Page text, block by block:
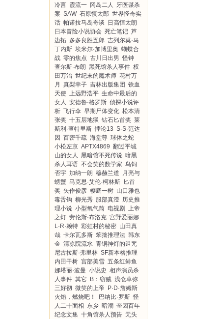
冷言 霞流一 冈岛二人
牙医谋杀
案 SAW 石原慎太郎 世界怪奇实
话 帕诺拉马岛奇谈
日高恒太朗
日本冒险小说协会 死亡笔记 芦
边拓 多多良胜五郎 吉列尔莫·马
丁内斯 埃米尔·加博里奥 蝴蝶合
战 零的焦点 古川日出男 怪钟
查尔斯·布朗 黑死馆杀人事件 权
田万治 世纪末的魔术师 花村万
月
真梨幸子 吉林出版集团 铁血
天使 上远野浩平 生命中最后的
女人 安德鲁·格罗斯 侦探小说评
析 飞行伞 早期尸体变化 松本清
张奖 十五层地狱 钻石匕首奖 莱
斯利·查特里斯 悖论13 S·S·范达
因 百密千疏 海堂尊 球体之蛇
小松左京 APTX4869 翻过平城
山的女人 黑暗馆不死传说 暗黑
杀人耳语 不会笑的数学家 鸟饲
否宇 加纳一朗 穆赫兰道
月亮与
螃蟹 马克思·艾伦·柯林斯
匕首
奖 矢作俊彦 樱庭一树 山口雅也
毒舌钩 柳光秀 服部真澄 历史推
理小说 小型氧气筒 电视剧 上帝
之灯 劳伦斯·布洛克 宫野爱丽娜
L·R·赖特 彩虹村的秘密 山田真
哉 卡尔瓦多斯 笨拙推理法 韩东
金 清凉院流水 青铜神灯的诅咒
尼古拉斯·弗里林 SF新本格推理
内田干树 宫部美雪 五条红鲱鱼
娜塔丽·波曼 小说史 相声演员杀
人事件 其它 B：窃贼 浅仓卓弥
三好彻 微笑的上帝
P·D·詹姆斯
火焰，燃烧吧！
巴纳比·罗斯 怪
人二十面相 东乡 暗潮 奎因百年
纪念文集 十角馆杀人预告 无头